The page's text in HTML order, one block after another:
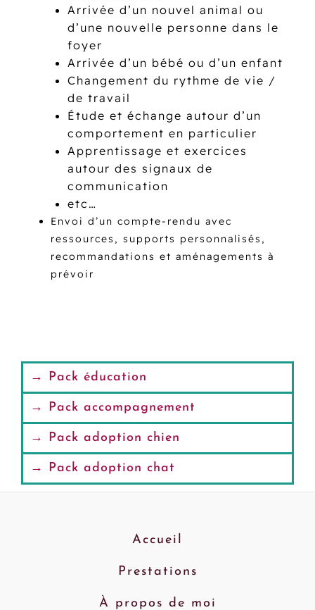
Arrivée d’un nouvel animal ou
d’une nouvelle personne dans le
foyer
Arrivée d’un bébé ou d’un enfant
Changement du rythme de vie /
de travail
Étude et échange autour d’un
comportement en particulier
Apprentissage et exercices
autour des signaux de
communication
etc…
Envoi d’un compte-rendu avec
ressources, supports personnalisés,
recommandations et aménagements à
prévoir
→ Pack éducation
→ Pack accompagnement
→ Pack adoption chien
→ Pack adoption chat
Accueil
Prestations
À propos de moi